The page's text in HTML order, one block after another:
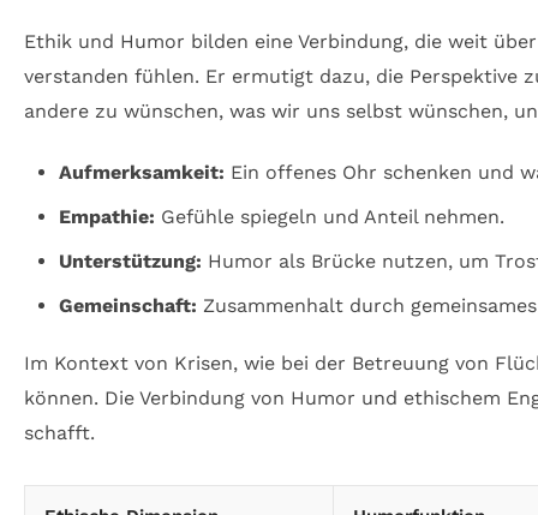
Ethik und Humor bilden eine Verbindung, die weit
verstanden fühlen. Er ermutigt dazu, die Perspektive
andere zu wünschen, was wir uns selbst wünschen,
Aufmerksamkeit: Ein offenes Ohr schenken und
Empathie: Gefühle spiegeln und Anteil nehmen.
Unterstützung: Humor als Brücke nutzen, um
Gemeinschaft: Zusammenhalt durch
Im Kontext von Krisen, wie bei der Betreuung von
können. Die Verbindung von Humor und ethischem
schafft.